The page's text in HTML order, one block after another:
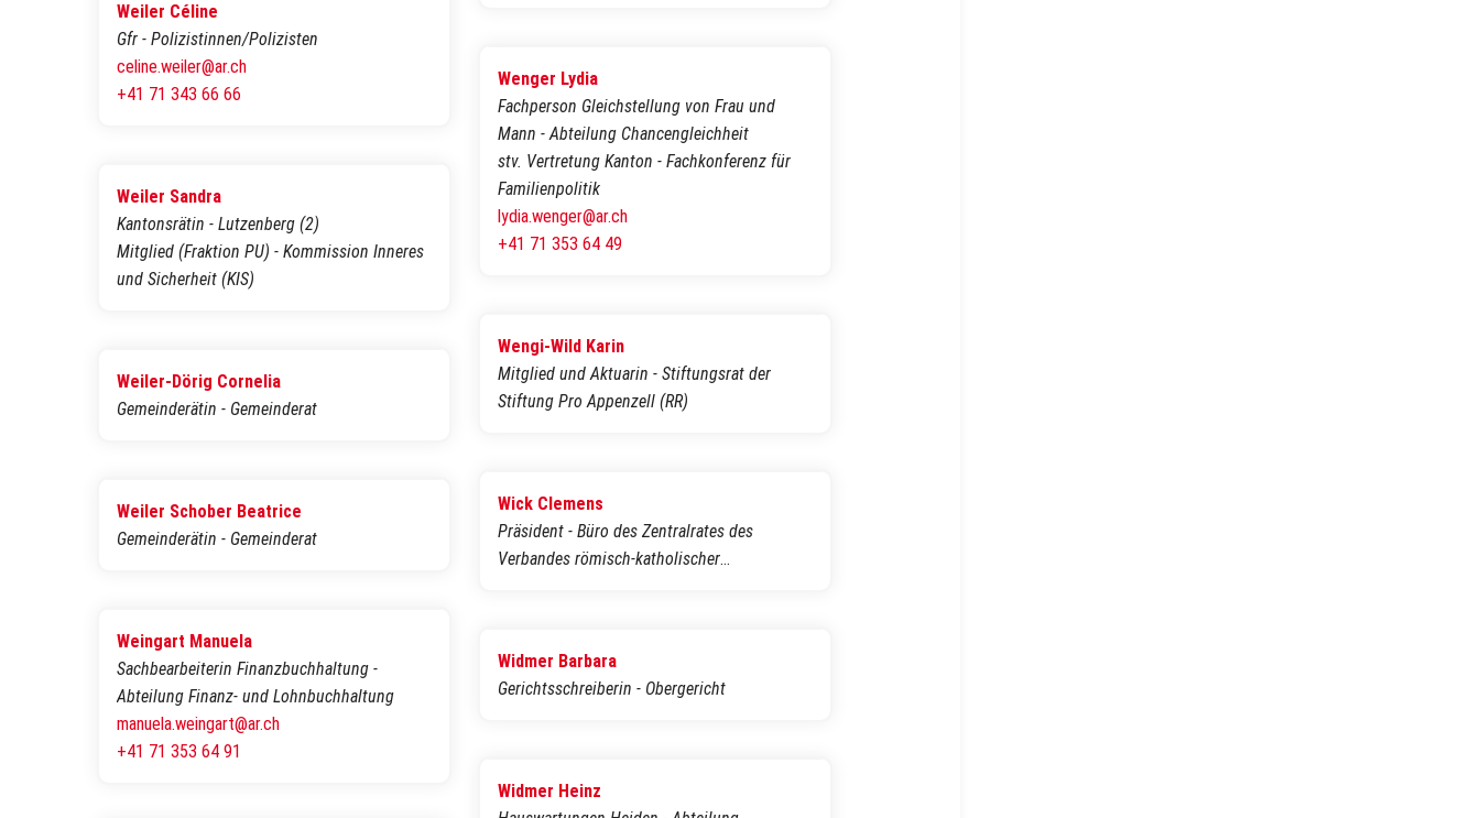
Weiler Céline
Gfr - Polizistinnen/Polizisten
celine.weiler@ar.ch
+41 71 343 66 66
Weiler Sandra
Kantonsrätin - Lutzenberg (2)
Mitglied (Fraktion PU) - Kommission Inneres
und Sicherheit (KIS)
Weiler-Dörig Cornelia
Gemeinderätin - Gemeinderat
Weiler Schober Beatrice
Gemeinderätin - Gemeinderat
Weingart Manuela
Sachbearbeiterin Finanzbuchhaltung -
Abteilung Finanz- und Lohnbuchhaltung
manuela.weingart@ar.ch
+41 71 353 64 91
Wenger Lydia
Fachperson Gleichstellung von Frau und
Mann - Abteilung Chancengleichheit
stv. Vertretung Kanton - Fachkonferenz für
Familienpolitik
lydia.wenger@ar.ch
+41 71 353 64 49
Wengi-Wild Karin
Mitglied und Aktuarin - Stiftungsrat der
Stiftung Pro Appenzell (RR)
Wick Clemens
Präsident - Büro des Zentralrates des
Verbandes römisch-katholischer
Widmer Barbara
Gerichtsschreiberin - Obergericht
Widmer Heinz